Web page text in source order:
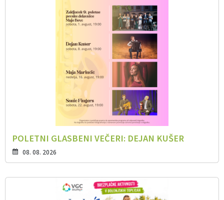
POLETNI GLASBENI VEČERI: DEJAN KUŠER
08. 08. 2026